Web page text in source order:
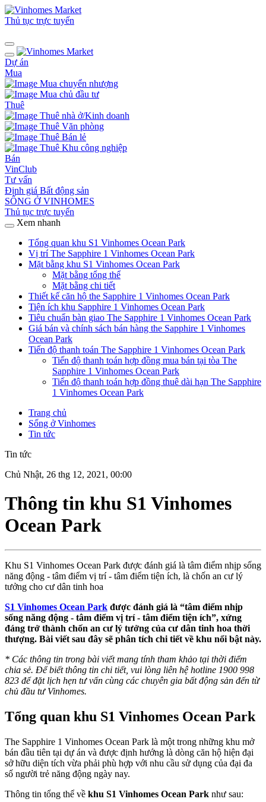
Thủ tục trực tuyến
Dự án
Mua
Mua chuyển nhượng
Mua chủ đầu tư
Thuê
Thuê nhà ở/Kinh doanh
Thuê Văn phòng
Thuê Bán lẻ
Thuê Khu công nghiệp
Bán
VinClub
Tư vấn
Định giá Bất động sản
SỐNG Ở VINHOMES
Thủ tục trực tuyến
Xem nhanh
Tổng quan khu S1 Vinhomes Ocean Park
Vị trí The Sapphire 1 Vinhomes Ocean Park
Mặt bằng khu S1 Vinhomes Ocean Park
Mặt bằng tổng thể
Mặt bằng chi tiết
Thiết kế căn hộ the Sapphire 1 Vinhomes Ocean Park
Tiện ích khu Sapphire 1 Vinhomes Ocean Park
Tiêu chuẩn bàn giao The Sapphire 1 Vinhomes Ocean Park
Giá bán và chính sách bán hàng the Sapphire 1 Vinhomes
Ocean Park
Tiến độ thanh toán The Sapphire 1 Vinhomes Ocean Park
Tiến độ thanh toán hợp đồng mua bán tại tòa The
Sapphire 1 Vinhomes Ocean Park
Tiến độ thanh toán hợp đồng thuê dài hạn The Sapphire
1 Vinhomes Ocean Park
Trang chủ
Sống ở Vinhomes
Tin tức
Tin tức
Chủ Nhật, 26 thg 12, 2021, 00:00
Thông tin khu S1 Vinhomes
Ocean Park
Khu S1 Vinhomes Ocean Park được đánh giá là tâm điểm nhịp sống
năng động - tâm điểm vị trí - tâm điểm tiện ích, là chốn an cư lý
tưởng cho cư dân tinh hoa
S1 Vinhomes Ocean Park được đánh giá là “tâm điểm nhịp
sống năng động - tâm điểm vị trí - tâm điểm tiện ích”, xứng
đáng trở thành chốn an cư lý tưởng của cư dân tinh hoa thời
thượng. Bài viết sau đây sẽ phân tích chi tiết về khu nổi bật này.
* Các thông tin trong bài viết mang tính tham khảo tại thời điểm
chia sẻ. Để biết thông tin chi tiết, vui lòng liên hệ hotline 1900 998
823 để đặt lịch hẹn tư vấn cùng các chuyên gia bất động sản đến từ
chủ đầu tư Vinhomes.
Tổng quan khu S1 Vinhomes Ocean Park
The Sapphire 1 Vinhomes Ocean Park là một trong những khu mở
bán đầu tiên tại dự án và được định hướng là dòng căn hộ hiện đại
sở hữu diện tích vừa phải phù hợp với nhu cầu sử dụng của đại đa
số người trẻ năng động ngày nay.
Thông tin tổng thể về khu S1 Vinhomes Ocean Park như sau: